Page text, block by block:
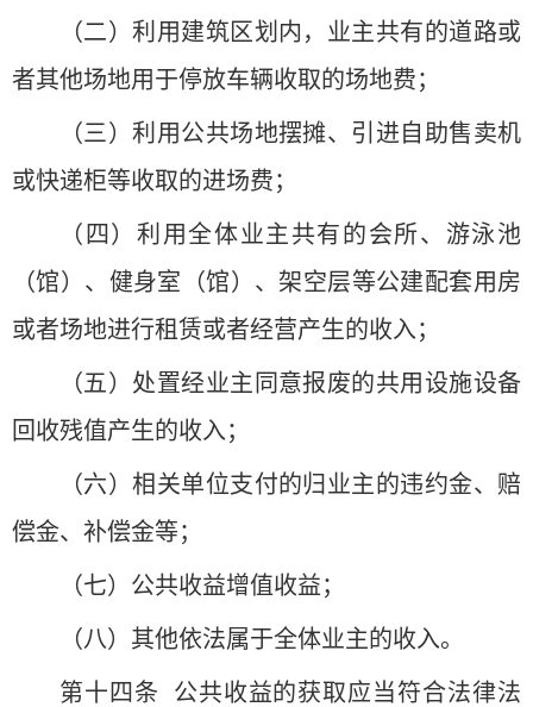
（二）利用建筑区划内，业主共有的道路或
者其他场地用于停放车辆收取的场地费；
（三）利用公共场地摆摊、引进自助售卖机
或快递柜等收取的进场费；
（四）利用全体业主共有的会所、游泳池
（馆）、健身室（馆）、架空层等公建配套用房
或者场地进行租赁或者经营产生的收入；
（五）处置经业主同意报废的共用设施设备
回收残值产生的收入；
（六）相关单位支付的归业主的违约金、赔
偿金、补偿金等；
（七）公共收益增值收益；
（八）其他依法属于全体业主的收入。
第十四条 公共收益的获取应当符合法律法